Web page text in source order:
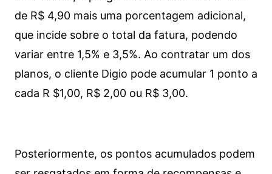
de R$ 4,90 mais uma porcentagem adicional,
que incide sobre o total da fatura, podendo
variar entre 1,5% e 3,5%. Ao contratar um dos
planos, o cliente Digio pode acumular 1 ponto a
cada R $1,00, R$ 2,00 ou R$ 3,00.
Posteriormente, os pontos acumulados podem